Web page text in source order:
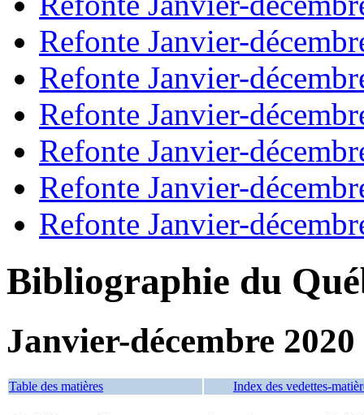
Refonte Janvier-
Refonte Janvier-
Refonte Janvier-
Refonte Janvier-
Refonte Janvier-
Refonte Janvier-
Bibliographie du
Janvier-décembre 2020
Table des matières Index des vedettes-